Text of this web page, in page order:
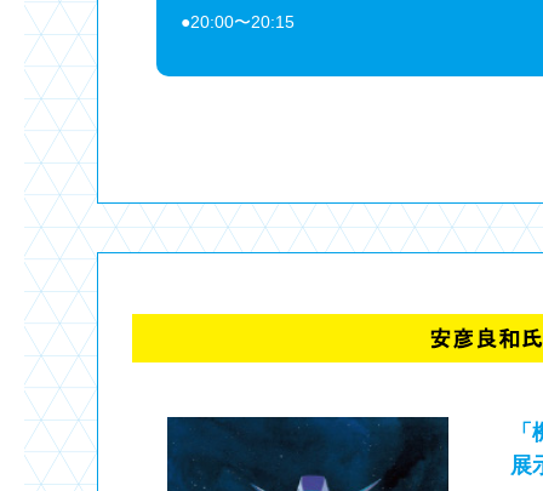
●20:00〜20:15
展